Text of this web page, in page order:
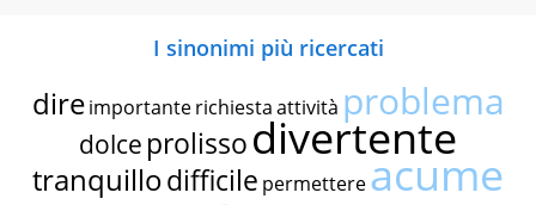
I sinonimi più ricercati
dire importante richiestaattività problema
dolce prolissodivertente
tranquillodifficile permettereacume